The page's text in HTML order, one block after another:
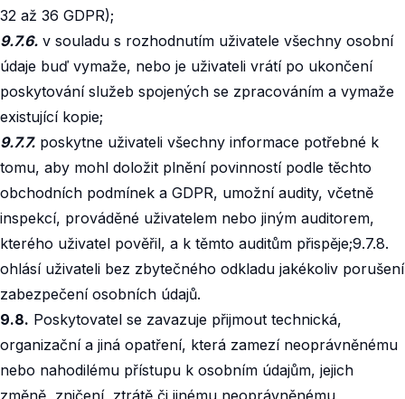
32 až 36 GDPR);
9.7.6. v souladu s rozhodnutím uživatele všechny osobní
údaje buď vymaže, nebo je uživateli vrátí po ukončení
poskytování služeb spojených se zpracováním a vymaže
existující kopie;
9.7.7. poskytne uživateli všechny informace potřebné k
tomu, aby mohl doložit plnění povinností podle těchto
obchodních podmínek a GDPR, umožní audity, včetně
inspekcí, prováděné uživatelem nebo jiným auditorem,
kterého uživatel pověřil, a k těmto auditům přispěje;9.7.8.
ohlásí uživateli bez zbytečného odkladu jakékoliv porušení
zabezpečení osobních údajů.
9.8. Poskytovatel se zavazuje přijmout technická,
organizační a jiná opatření, která zamezí neoprávněnému
nebo nahodilému přístupu k osobním údajům, jejich
změně, zničení, ztrátě či jinému neoprávněnému